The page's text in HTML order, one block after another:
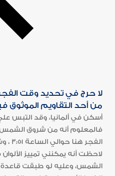
لا حرج في تحديد وقت
من أحد التقاويم الموثوق
أسكن في ألمانيا، وقد التبس
فالمعلوم أنه من شروق
لاحظت أنه يمكنني تمييز
الشمس، وعليه لو طبقت قاعدة